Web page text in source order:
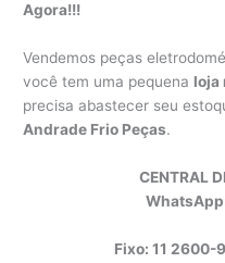
Agora!!!
Vendemos peças
você tem uma pequena loja
precisa abastecer seu
Andrade Frio Peças.
CENTRAL
Fixo: 11 2600-